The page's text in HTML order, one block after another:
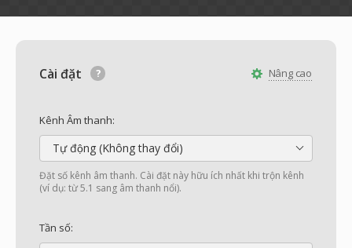
Nâng cao
Cài đặt
Kênh Âm thanh:
Tự động (Không thay đổi)
Đặt số kênh âm thanh. Cài đặt này hữu ích nhất khi trộn kênh
(ví dụ: từ 5.1 sang âm thanh nổi).
Tần số: